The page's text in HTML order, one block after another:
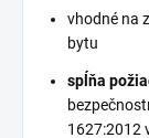
vhodné na
bytu
spĺňa
1627:2012